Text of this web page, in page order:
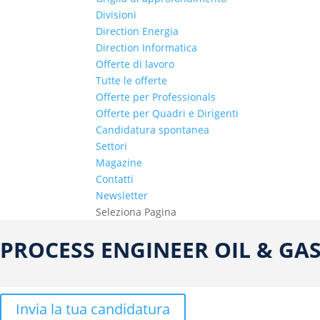
Divisioni
Direction Energia
Direction Informatica
Offerte di lavoro
Tutte le offerte
Offerte per Professionals
Offerte per Quadri e Dirigenti
Candidatura spontanea
Settori
Magazine
Contatti
Newsletter
Seleziona Pagina
PROCESS ENGINEER OIL &
Invia la tua candidatura